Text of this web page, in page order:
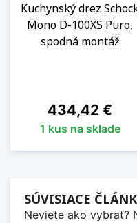
Kuchynský drez
Mono D-100XS Puro,
spodná montáž
Cena
434,42 €
1 kus na sklade
SÚVISIACE
Neviete ako vybrať?